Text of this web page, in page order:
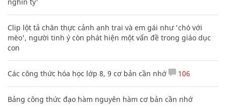
Clip lột tả chân thực cảnh anh trai và em gái như 'chó với
mèo', người tinh ý còn phát hiện một vấn đề trong giáo dục
con
Các công thức hóa học lớp 8, 9 cơ bản cần nhớ 106
Bảng công thức đạo hàm nguyên hàm cơ bản cần nhớ